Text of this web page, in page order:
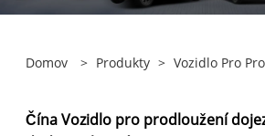
Domov > Produkty > Vozidlo Pro
Čína Vozidlo pro prodloužení